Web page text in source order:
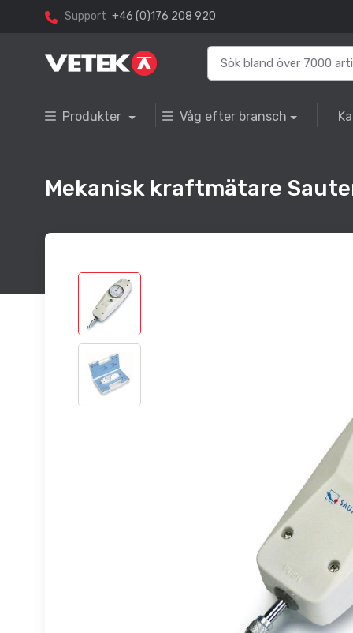
Support +46 (0)176 208 920
Produkter Våg efter bransch
Mekanisk kraftmätare